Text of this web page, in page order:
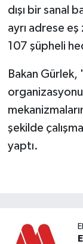
dışı bir sanal
ayrı adrese eş
107 şüpheli
Bakan
şekilde
yaptı.